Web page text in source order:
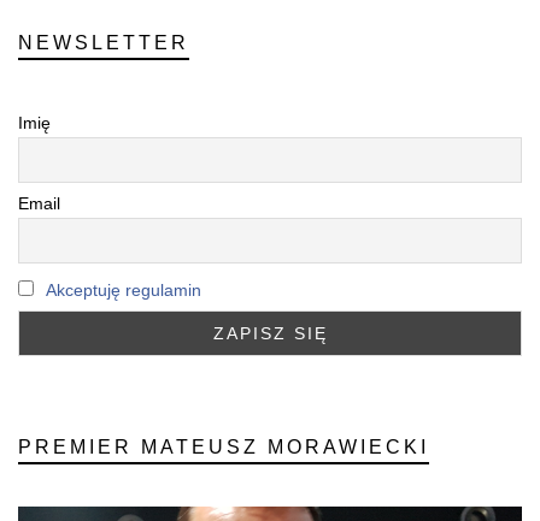
NEWSLETTER
Imię
Email
Akceptuję regulamin
PREMIER MATEUSZ MORAWIECKI